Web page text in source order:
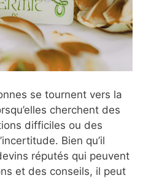
se tournent vers la
cherchent des
difficiles ou des
Bien qu’il
réputés qui peuvent
et des conseils, il peut